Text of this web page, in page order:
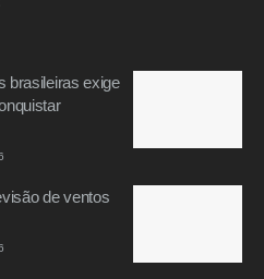
brasileiras exige
de ventos